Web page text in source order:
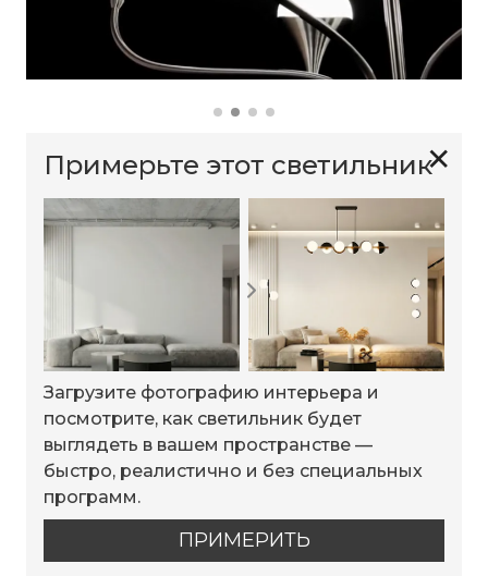
✕
Примерьте этот светильник
Загрузите фотографию интерьера и
посмотрите, как светильник будет
выглядеть в вашем пространстве —
быстро, реалистично и без специальных
программ.
ПРИМЕРИТЬ